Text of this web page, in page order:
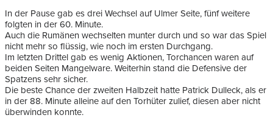
In der Pause gab es drei Wechsel auf Ulmer Seite, fünf weitere
folgten in der 60. Minute.
Auch die Rumänen wechselten munter durch und so war das Spiel
nicht mehr so flüssig, wie noch im ersten Durchgang.
Im letzten Drittel gab es wenig Aktionen, Torchancen waren auf
beiden Seiten Mangelware. Weiterhin stand die Defensive der
Spatzens sehr sicher.
Die beste Chance der zweiten Halbzeit hatte Patrick Dulleck, als er
in der 88. Minute alleine auf den Torhüter zulief, diesen aber nicht
überwinden konnte.